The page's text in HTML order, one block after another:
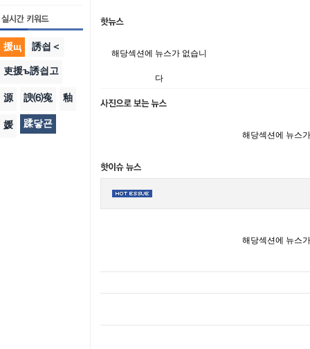
援щ 誘쇱＜
吏援ъ誘쇱고
源 諛⑹寃 釉
媛 蹂닿굔
해당섹션에 뉴스가 없습니
다
해당섹션에 뉴스
해당섹션에 뉴스